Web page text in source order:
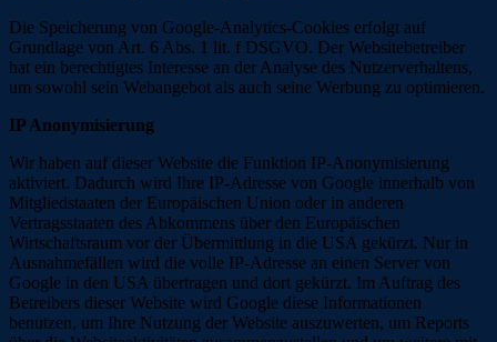
Die Speicherung von Google-Analytics-Cookies erfolgt auf
Grundlage von Art. 6 Abs. 1 lit. f DSGVO. Der Websitebetreiber
hat ein berechtigtes Interesse an der Analyse des Nutzerverhaltens,
um sowohl sein Webangebot als auch seine Werbung zu optimieren.
IP Anonymisierung
Wir haben auf dieser Website die Funktion IP-Anonymisierung
aktiviert. Dadurch wird Ihre IP-Adresse von Google innerhalb von
Mitgliedstaaten der Europäischen Union oder in anderen
Vertragsstaaten des Abkommens über den Europäischen
Wirtschaftsraum vor der Übermittlung in die USA gekürzt. Nur in
Ausnahmefällen wird die volle IP-Adresse an einen Server von
Google in den USA übertragen und dort gekürzt. Im Auftrag des
Betreibers dieser Website wird Google diese Informationen
benutzen, um Ihre Nutzung der Website auszuwerten, um Reports